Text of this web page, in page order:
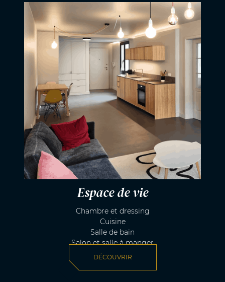
Espace de vie
Chambre et dressing
Cuisine
Salle de bain
Salon et salle à manger
DÉCOUVRIR